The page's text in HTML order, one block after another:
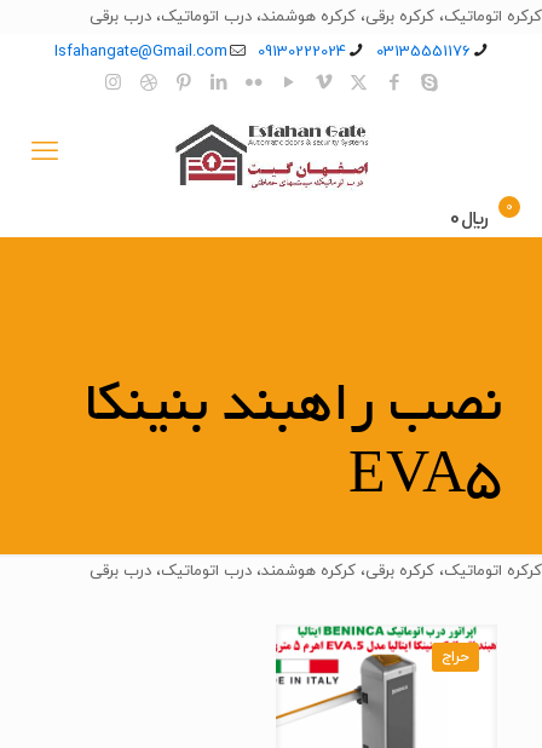
کرکره اتوماتیک، کرکره برقی، کرکره هوشمند، درب اتوماتیک، درب برقی
03135551176
09130222024
Isfahangate@Gmail.com
0 ﷼0
نصب راهبند بنینکا
EVA5
کرکره اتوماتیک، کرکره برقی، کرکره هوشمند، درب اتوماتیک، درب برقی
حراج